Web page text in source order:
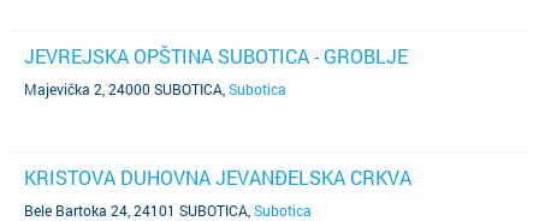
JEVREJSKA OPŠTINA SUBOTICA - GROBLJE
Majevička 2, 24000 SUBOTICA Subotica
KRISTOVA DUHOVNA JEVANĐELSKA CRKVA
Bele Bartoka 24, 24101 SUBOTICA Subotica